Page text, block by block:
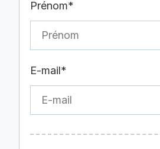
Prénom*
E-mail*